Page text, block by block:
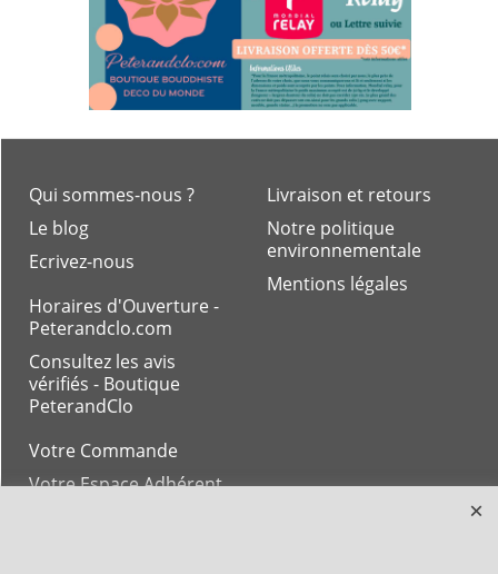
Livraison et retours
Notre politique
environnementale
Mentions légales
Qui sommes-nous ?
Le blog
Ecrivez-nous
Horaires d'Ouverture -
Peterandclo.com
Consultez les avis
vérifiés - Boutique
PeterandClo
Votre Commande
Votre Espace Adhérent